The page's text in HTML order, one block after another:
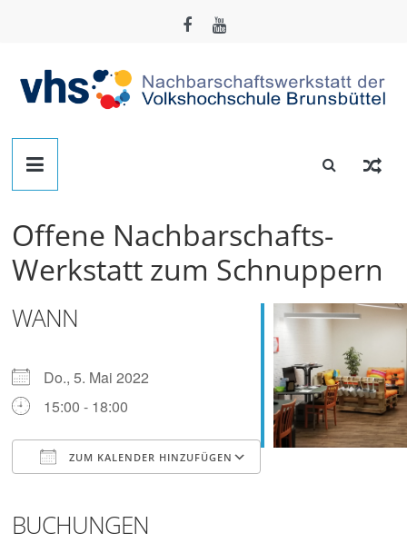
Nachbarschafts-
Werkstatt
Brunsbüttel
Treffpunkt
Tüfteln,
Digitalisieren
Klönen
Offene Nachbarschafts-
Werkstatt zum Schnuppern
WANN
Do., 5. Mai 2022
15:00 - 18:00
ZUM KALENDER HINZUFÜGEN
BUCHUNGEN